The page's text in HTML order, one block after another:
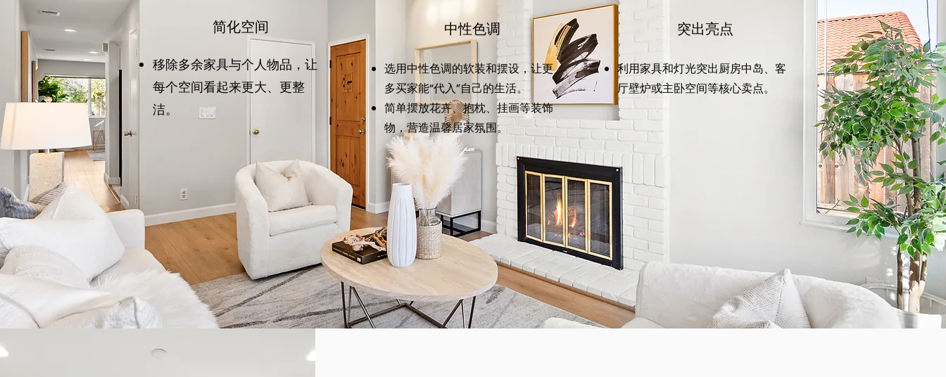
简化空间
移除多余家具与个人物品，让
每个空间看起来更大、更整
洁。
中性色调
选用中性色调的软装和摆设，让更
多买家能“代入”自己的生活。
简单摆放花卉、抱枕、挂画等装饰
物，营造温馨居家氛围。
突出亮点
利用家具和灯光突出厨房中岛、客
厅壁炉或主卧空间等核心卖点。